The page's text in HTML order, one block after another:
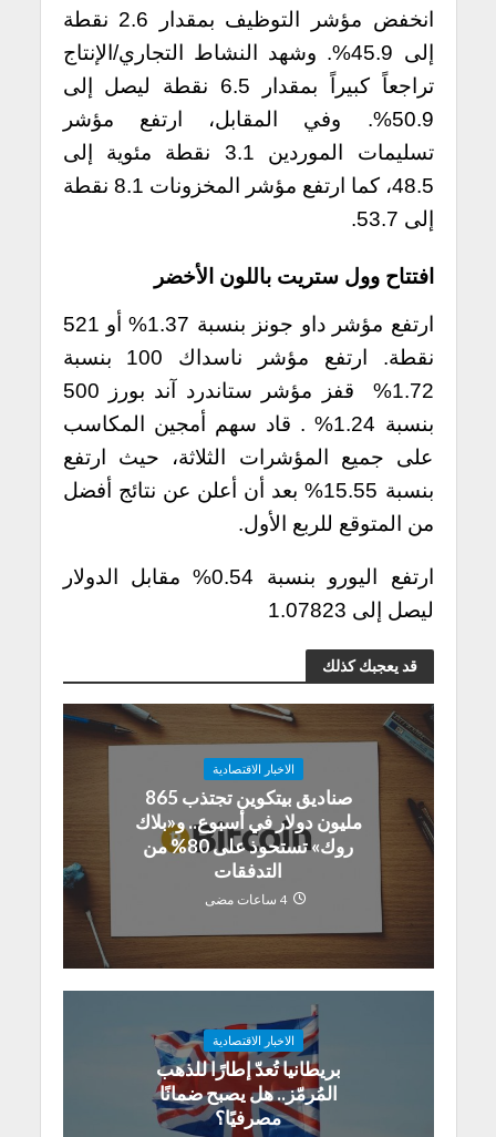
انخفض مؤشر التوظيف بمقدار 2.6 نقطة
إلى 45.9%. وشهد النشاط التجاري/الإنتاج
تراجعاً كبيراً بمقدار 6.5 نقطة ليصل إلى
50.9%. وفي المقابل، ارتفع مؤشر
تسليمات الموردين 3.1 نقطة مئوية إلى
48.5، كما ارتفع مؤشر المخزونات 8.1 نقطة
إلى 53.7.
افتتاح وول ستريت باللون الأخضر
ارتفع مؤشر داو جونز بنسبة 1.37% أو 521
نقطة. ارتفع مؤشر ناسداك 100 بنسبة
1.72% قفز مؤشر ستاندرد آند بورز 500
بنسبة 1.24% . قاد سهم أمجين المكاسب
على جميع المؤشرات الثلاثة، حيث ارتفع
بنسبة 15.55% بعد أن أعلن عن نتائج أفضل
من المتوقع للربع الأول.
ارتفع اليورو بنسبة 0.54% مقابل الدولار
ليصل إلى 1.07823
قد يعجبك كذلك
الاخبار الاقتصادية
صناديق بيتكوين تجتذب 865
مليون دولار في أسبوع.. و«بلاك
روك» تستحوذ على 80% من
التدفقات
4 ساعات مضى
الاخبار الاقتصادية
بريطانيا تُعدّ إطارًا للذهب
المُرمّز.. هل يصبح ضمانًا
مصرفيًا؟